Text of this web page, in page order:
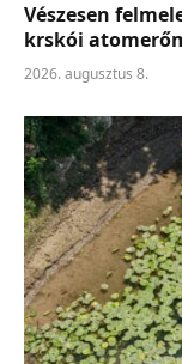
Vészesen
krskói
2026. augusztus 8.